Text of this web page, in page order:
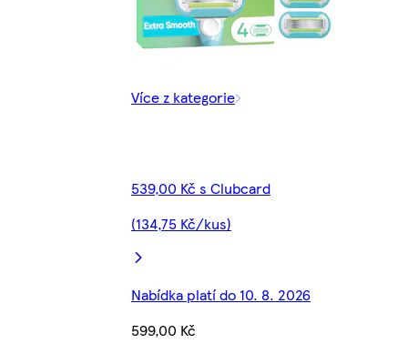
Více z kategorie
539,00 Kč s Clubcard
(134,75 Kč/kus)
Nabídka platí do 10. 8. 2026
599,00 Kč